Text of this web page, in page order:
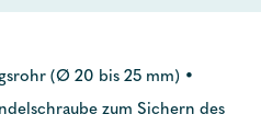
(Ø 20 bis 25 mm) •
zum Sichern des